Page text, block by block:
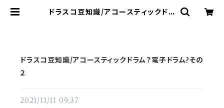
ドラスコ豆知識/アコースティックドラ
ドラスコ豆知識/アコースティックドラム？電子ドラム?その
２
2021/11/11 09:37